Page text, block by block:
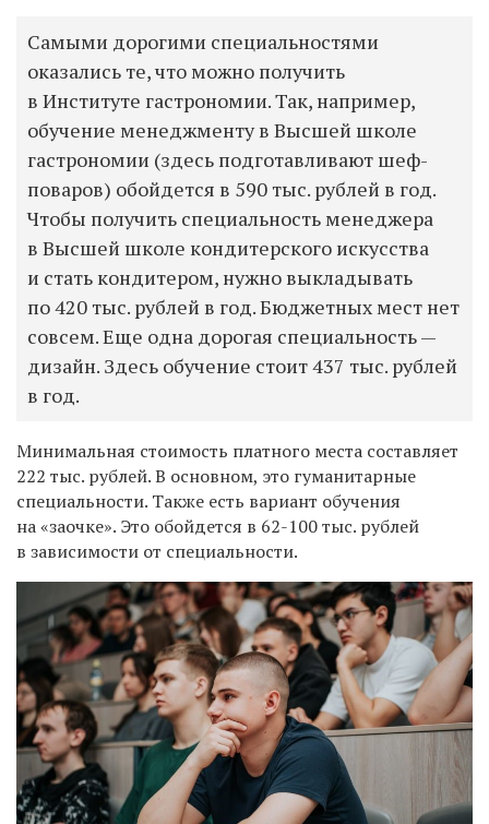
Самыми дорогими специальностями
оказались те, что можно получить
в Институте гастрономии. Так, например,
обучение менеджменту в Высшей школе
гастрономии (здесь подготавливают шеф-
поваров) обойдется в 590 тыс. рублей в год.
Чтобы получить специальность менеджера
в Высшей школе кондитерского искусства
и стать кондитером, нужно выкладывать
по 420 тыс. рублей в год. Бюджетных мест нет
совсем. Еще одна дорогая специальность —
дизайн. Здесь обучение стоит 437 тыс. рублей
в год.
Минимальная стоимость платного места составляет
222 тыс. рублей. В основном, это гуманитарные
специальности. Также есть вариант обучения
на «заочке». Это обойдется в 62-100 тыс. рублей
в зависимости от специальности.